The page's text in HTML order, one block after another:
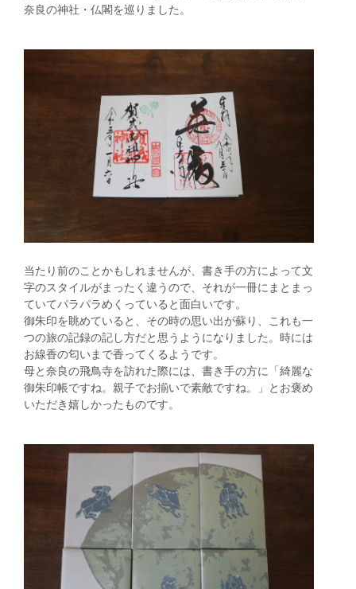
奈良の神社・仏閣を巡りました。
当たり前のことかもしれませんが、書き手の方によって文
字のスタイルがまったく違うので、それが一冊にまとまっ
ていてパラパラめくっていると面白いです。
御朱印を眺めていると、その時の思い出が蘇り、これも一
つの旅の記録の記し方だと思うようになりました。時には
お線香の匂いまで香ってくるようです。
母と奈良の飛鳥寺を訪れた際には、書き手の方に「綺麗な
御朱印帳ですね。親子でお揃いで素敵ですね。」とお褒め
いただき嬉しかったものです。